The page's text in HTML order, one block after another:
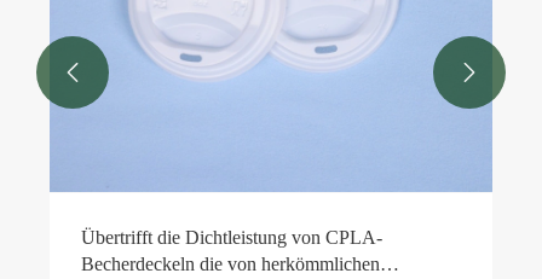
Vorteile von PLA-Kaltgetränkebechern
 